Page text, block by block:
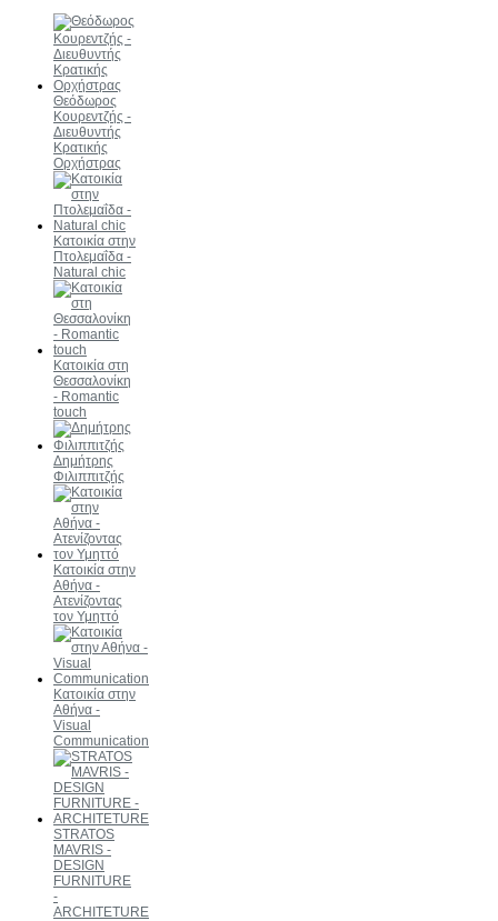
Θεόδωρος
Κουρεντζής -
Διευθυντής
Κρατικής
Ορχήστρας
Κατοικία στην
Πτολεμαΐδα -
Natural chic
Κατοικία στη
Θεσσαλονίκη
- Romantic
touch
Δημήτρης
Φιλιππιτζής
Κατοικία στην
Αθήνα -
Ατενίζοντας
τον Υμηττό
Κατοικία στην
Αθήνα -
Visual
Communication
STRATOS
MAVRIS -
DESIGN
FURNITURE
-
ARCHITETURE